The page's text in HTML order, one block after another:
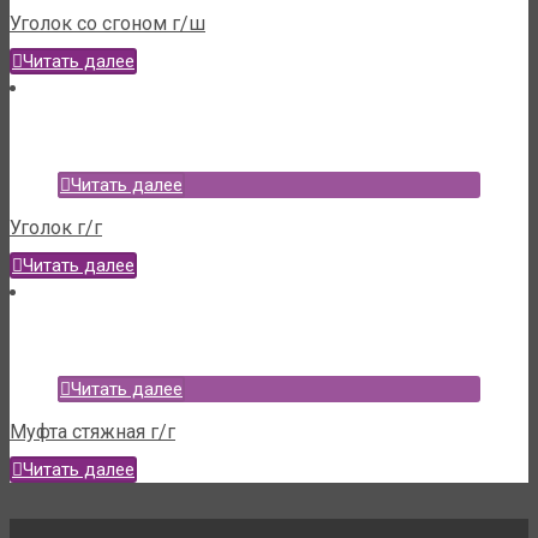
Уголок со сгоном г/ш
Читать далее
Читать далее
Уголок г/г
Читать далее
Читать далее
Муфта стяжная г/г
Читать далее